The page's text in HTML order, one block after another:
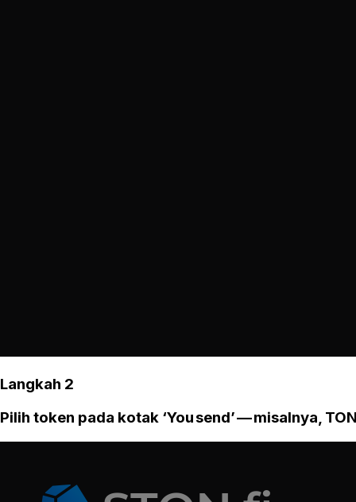
Langkah 2
Pilih token pada kotak ‘You send’ — misalnya,